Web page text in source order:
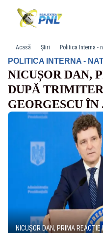
Acasă Știri Politica Interna -
POLITICA INTERNA -
NICUȘOR DAN,
DUPĂ
GEORGESCU ÎN
NICUȘOR DAN, PRIMA